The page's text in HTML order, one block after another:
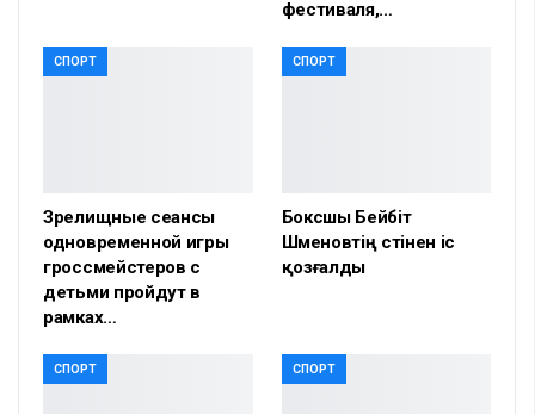
фестиваля,…
СПОРТ
Зрелищные сеансы
одновременной игры
гроссмейстеров с
детьми пройдут в
рамках…
СПОРТ
Боксшы Бейбіт
Шүменовтің үстінен іс
қозғалды
СПОРТ СПОРТ